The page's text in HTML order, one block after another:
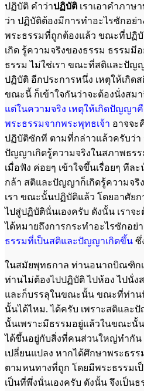
ปฏิบัติ คำว่าปฏิบัติ เราเอาคำภาษ
ว่า ปฏิบัติต้องมีการทำอะไรซักอย่
พระธรรมที่ถูกต้องแล้ว ขณะที่ป
เกิด รู้ความจริงของธรรม ธรรมมี
ธรรม ไม่ใช่เรา ขณะที่สติและปัญญ
ปฏิบัติ อีกประการหนึ่ง เหตุให้เกิ
ขณะนี้ ก็เข้าใจกันว่าจะต้องนั่งสม
แต่ในความจริง เหตุให้เกิดปัญญาคื
พระธรรมจากพระพุทธเจ้า อาจจะ
ปฏิบัติซักที ตามที่กล่าวแล้วครับว่
ปัญญาเกิดรู้ความจริงในสภาพธร
เมื่อฟัง ค่อยๆ เข้าใจขึ้นเรื่อยๆ ที
กล้า สติและปัญญาก็เกิดรู้ความจริ
เรา ขณะนั้นปฏิบัติแล้ว โดยอาศัย
ไปสู่ปฏิบัตินั่นเองครับ ดังนั้น เราจ
ได้หมายถึงการกระทำอะไรซักอย่
ธรรมที่เป็นสติและปัญญาเกิดขึ้น ซึ่
ในสมัยพุทธกาล ท่านอนาถบิณฑิกเ
ท่านไม่ต้องไปปฏิบัติ ไปห้อง ไปนั่ง
และก็บรรลุในขณะนั้น ขณะที่ท่า
นั้นได้ไหม. ได้ครับ เพราะสติและ
นั้นเพราะมีธรรมอยู่แล้วในขณะนั้
ได้ขึ้นอยู่กับสิ่งที่คนส่วนใหญ่ทำกัน
เปลี่ยนแปลง หากได้ศึกษาพระธรร
ตามหนทางที่ถูก โดยมีพระธรรมเ
เป็นที่พึ่งนั่นเองครับ ดังนั้น จึงเป็น